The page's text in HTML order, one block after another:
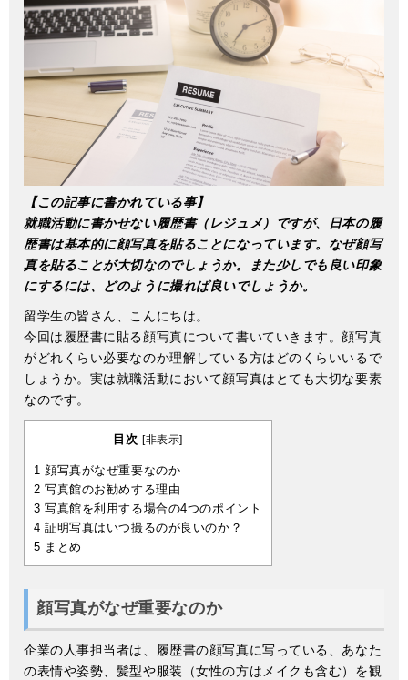
【この記事に書かれている事】
就職活動に書かせない履歴書（レジュメ）ですが、日本の履
歴書は基本的に顔写真を貼ることになっています。なぜ顔写
真を貼ることが大切なのでしょうか。また少しでも良い印象
にするには、どのように撮れば良いでしょうか。
留学生の皆さん、こんにちは。
今回は履歴書に貼る顔写真について書いていきます。顔写真
がどれくらい必要なのか理解している方はどのくらいいるで
しょうか。実は就職活動において顔写真はとても大切な要素
なのです。
目次 [非表示]
1 顔写真がなぜ重要なのか
2 写真館のお勧めする理由
3 写真館を利用する場合の4つのポイント
4 証明写真はいつ撮るのが良いのか？
5 まとめ
顔写真がなぜ重要なのか
企業の人事担当者は、履歴書の顔写真に写っている、あなた
の表情や姿勢、髪型や服装（女性の方はメイクも含む）を観